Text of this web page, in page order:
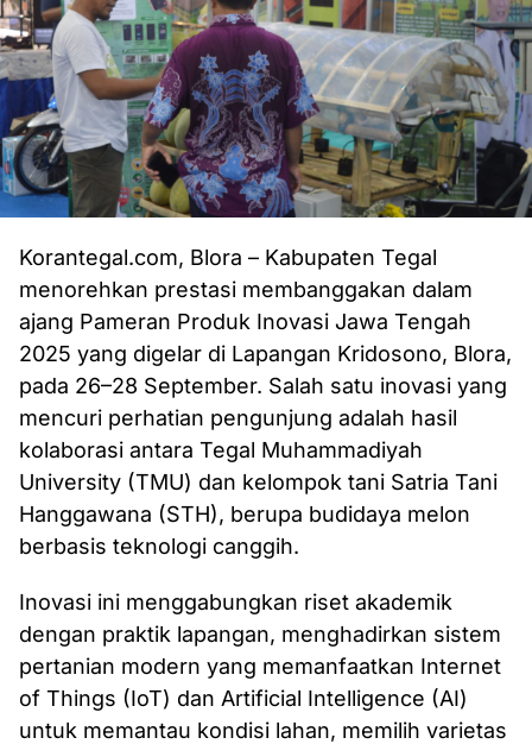
Korantegal.com, Blora – Kabupaten Tegal
menorehkan prestasi membanggakan dalam
ajang Pameran Produk Inovasi Jawa Tengah
2025 yang digelar di Lapangan Kridosono, Blora,
pada 26–28 September. Salah satu inovasi yang
mencuri perhatian pengunjung adalah hasil
kolaborasi antara Tegal Muhammadiyah
University (TMU) dan kelompok tani Satria Tani
Hanggawana (STH), berupa budidaya melon
berbasis teknologi canggih.
Inovasi ini menggabungkan riset akademik
dengan praktik lapangan, menghadirkan sistem
pertanian modern yang memanfaatkan Internet
of Things (IoT) dan Artificial Intelligence (AI)
untuk memantau kondisi lahan, memilih varietas